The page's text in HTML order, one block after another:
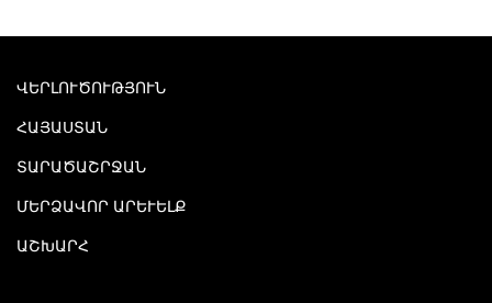
ՎԵՐԼՈՒԾՈՒԹՅՈՒՆ
ՀԱՅԱՍՏԱՆ
ՏԱՐԱԾԱՇՐՋԱՆ
ՄԵՐՁԱՎՈՐ ԱՐԵՒԵԼՔ
ԱՇԽԱՐՀ